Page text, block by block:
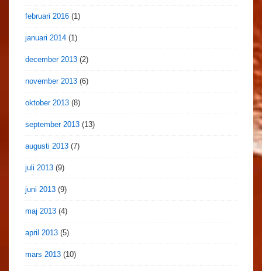
februari 2016 (1)
januari 2014 (1)
december 2013 (2)
november 2013 (6)
oktober 2013 (8)
september 2013 (13)
augusti 2013 (7)
juli 2013 (9)
juni 2013 (9)
maj 2013 (4)
april 2013 (5)
mars 2013 (10)